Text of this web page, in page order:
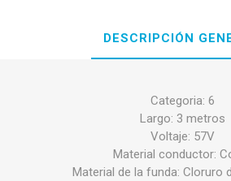
DESCRIPCIÓN
Categoria: 6
Largo: 3 metros
Voltaje: 57V
Material conductor:
Material de la funda: Cloruro